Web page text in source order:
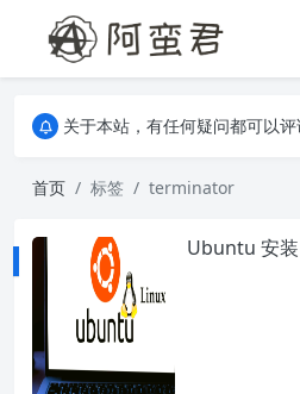
关于本站，有任何疑问都可以
关于本站，有任何疑问都可以评
首页
标签 terminator
Ubuntu 安